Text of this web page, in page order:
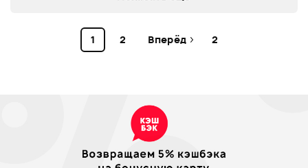
1 2 Вперёд 2